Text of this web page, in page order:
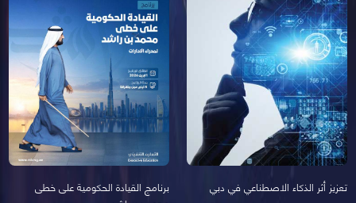
تعزيز أثر الذكاء الاصطناعي في دبي
برنامج القيادة الحكومية على خطى